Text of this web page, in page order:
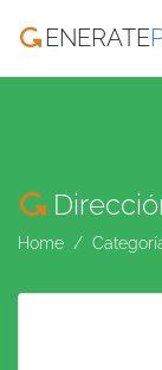
ENERATE
Home